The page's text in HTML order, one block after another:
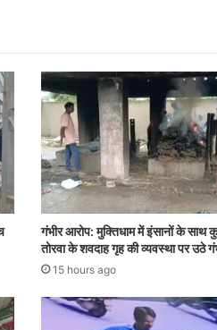
गंभीर आरोप: मुक्तिधाम में इंसानों के साथ
तोरवा के शवदाह गृह की व्यवस्था पर उठे
15 hours ago